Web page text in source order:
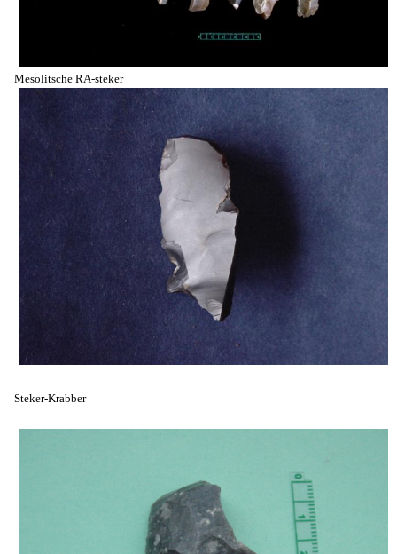
Mesolitsche RA-steker
Steker-Krabber